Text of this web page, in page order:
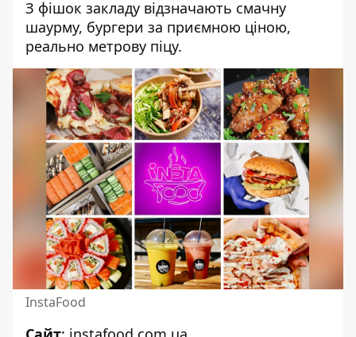
З фішок закладу відзначають смачну
шаурму, бургери за приємною ціною,
реально метрову піцу.
InstaFood